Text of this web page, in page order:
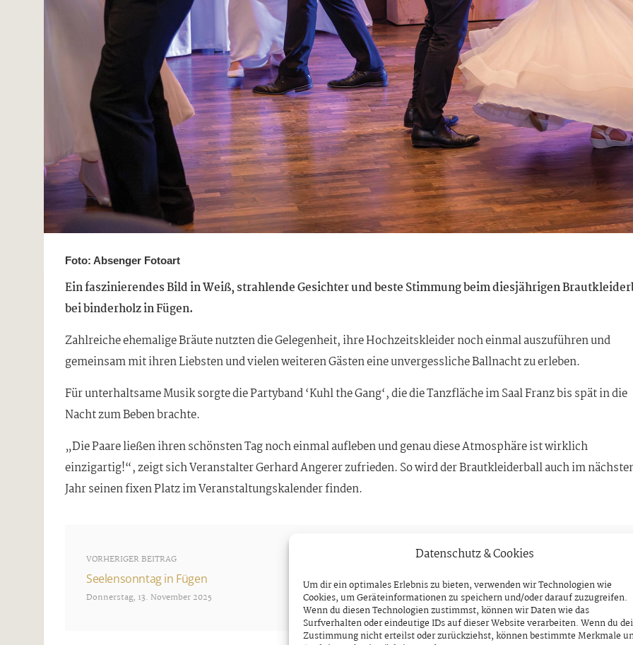
Datenschutz & Cookies
Um dir ein optimales Erlebnis zu bieten, verwenden wir Technologien wie
Cookies, um Geräteinformationen zu speichern und/oder darauf zuzugreifen.
Wenn du diesen Technologien zustimmst, können wir Daten wie das
Surfverhalten oder eindeutige IDs auf dieser Website verarbeiten. Wenn du
Zustimmung nicht erteilst oder zurückziehst, können bestimmte Merkmale
Foto: Absenger Fotoart
Ein faszinierendes Bild in Weiß, strahlende Gesichter und beste Stimmung beim diesjährigen
bei binderholz in Fügen.
Zahlreiche ehemalige Bräute nutzten die Gelegenheit, ihre Hochzeitskleider noch einmal auszuführen und
gemeinsam mit ihren Liebsten und vielen weiteren Gästen eine unvergessliche Ballnacht zu erleben.
Für unterhaltsame Musik sorgte die Partyband ‘Kuhl the Gang‘, die die Tanzfläche im Saal Franz bis spät in die
Nacht zum Beben brachte.
„Die Paare ließen ihren schönsten Tag noch einmal aufleben und genau diese Atmosphäre ist wirklich
einzigartig!“, zeigt sich Veranstalter Gerhard Angerer zufrieden. So wird der Brautkleiderball auch im
Jahr seinen fixen Platz im Veranstaltungskalender finden.
VORHERIGER BEITRAG
Seelensonntag in Fügen
Donnerstag, 13. November 2025
30 Jahre Gütesiegel „Qualität Tirol“
Donnerstag, 13. November 2025